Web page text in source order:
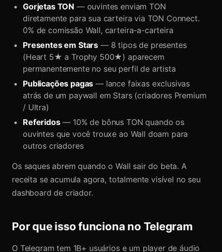
Gorjetas TON — ouvintes enviam TON
diretamente para sua carteira via TON Connect.
0% de comissão Wall, carteira-a-carteira
Presentes em Stars — 8 tipos de presentes
(Heart 5★ a Trophy 500★) aparecem
permanentemente no seu perfil de artista
Publicações pagas — lance faixas exclusivas
atrás de um paywall em Stars (criadores Premium
/ Ultra)
Referidos— 10% de bônus TON quando os
ouvintes que você trouxe ao Wall doam para
outros criadores
Os saques abrem quando o Wall sair do beta. A
receita se acumula agora, totalmente visível no seu
dashboard de criador.
Por que isso funciona no Telegram
O Telegram tem 1B+ usuários e um player de áudio